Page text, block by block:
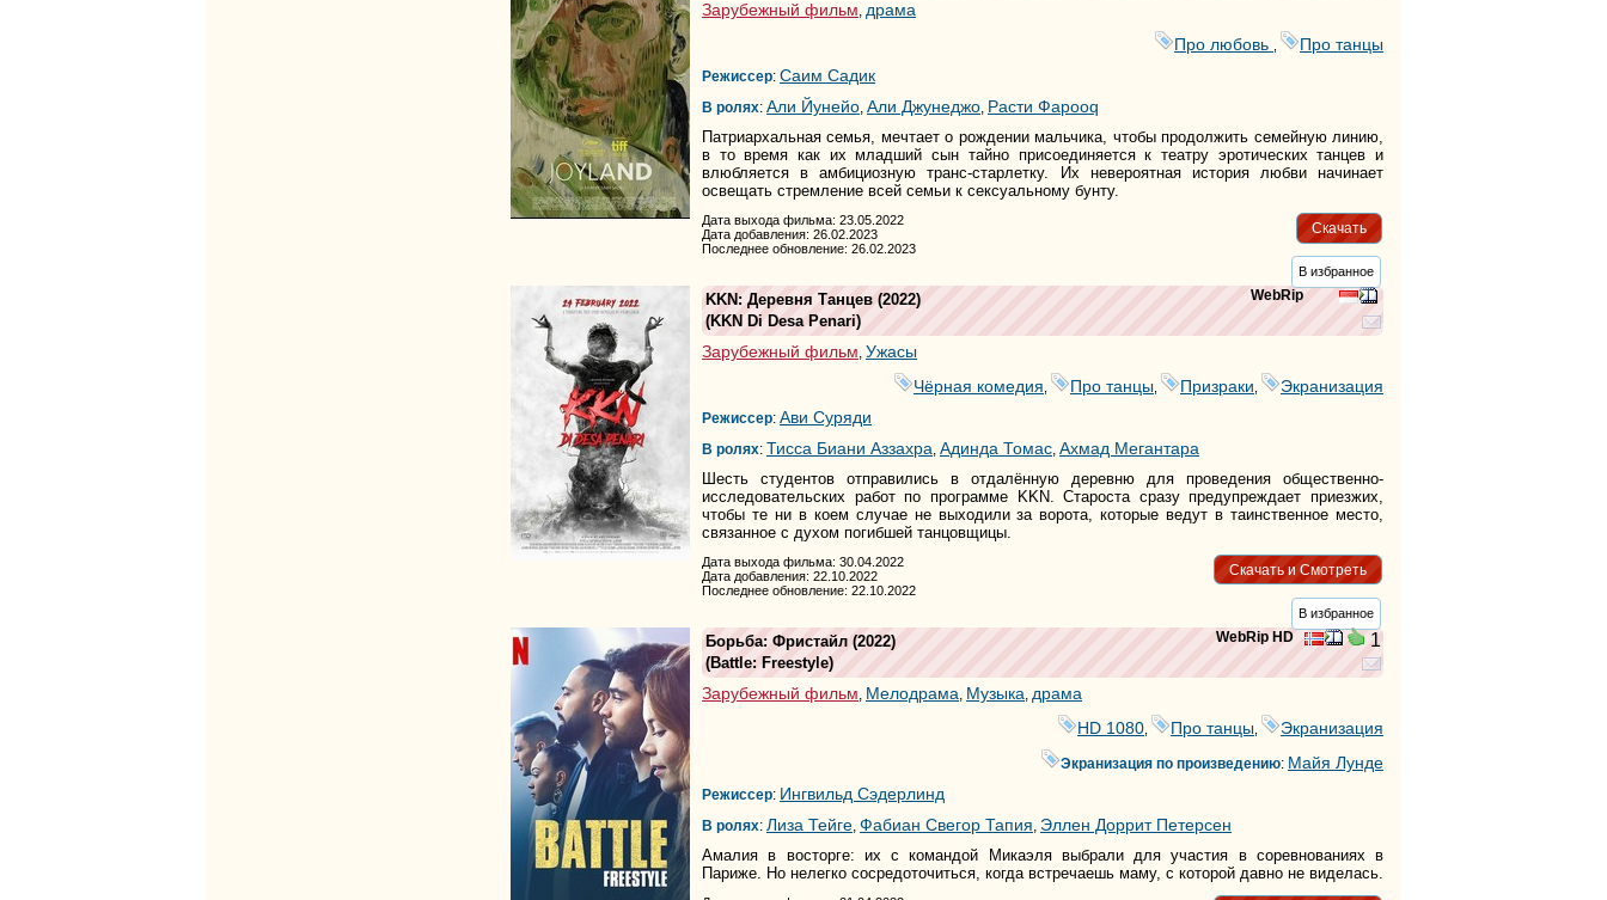
Зарубежный фильм, драма
Про любовь
Про танцы
Режиссер: Саим Садик
В ролях: Али Йунейо, Али Джунеджо, Расти Фарооq
Патриархальная семья, мечтает о рождении мальчика, чтобы продолжить семейную линию,
в то время как их младший сын тайно присоединяется к театру эротических танцев и
влюбляется в амбициозную транс-старлетку. Их невероятная история любви начинает
освещать стремление всей семьи к сексуальному бунту.
Скачать
Дата выхода фильма: 23.05.2022
Дата добавления: 26.02.2023
Последнее обновление: 26.02.2023
В избранное
WebRip
KKN: Деревня Танцев (2022)
(KKN Di Desa Penari)
Зарубежный фильм, Ужасы
Чёрная комедия
Про танцы Призраки Экранизация
Режиссер: Ави Суряди
В ролях: Тисса Биани Аззахра, Адинда Томас, Ахмад Мегантара
Шесть студентов отправились в отдалённую деревню для проведения общественно-
исследовательских работ по программе KKN. Староста сразу предупреждает приезжих,
чтобы те ни в коем случае не выходили за ворота, которые ведут в таинственное место,
связанное с духом погибшей танцовщицы.
Скачать и Смотреть
Дата выхода фильма: 30.04.2022
Дата добавления: 22.10.2022
Последнее обновление: 22.10.2022
В избранное
WebRip HD 1
Борьба: Фристайл (2022)
(Battle: Freestyle)
Зарубежный фильм, Мелодрама, Музыка, драма
HD 1080
Про танцы Экранизация
Экранизация по произведению: Майя Лунде
Режиссер: Ингвильд Сэдерлинд
В ролях: Лиза Тейге, Фабиан Свегор Тапия, Эллен Доррит Петерсен
Амалия в восторге: их с командой Микаэля выбрали для участия в соревнованиях в
Париже. Но нелегко сосредоточиться, когда встречаешь маму, с которой давно не виделась.